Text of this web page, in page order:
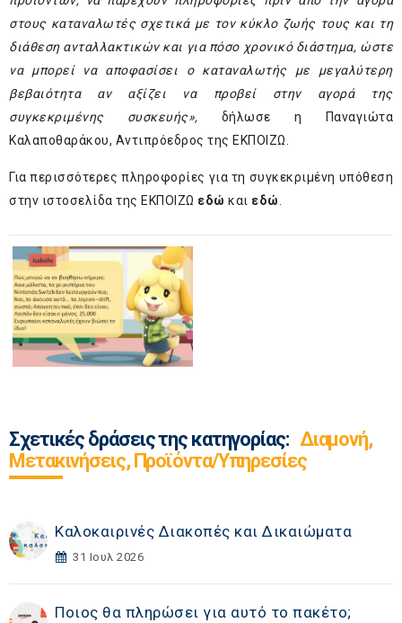
στους καταναλωτές σχετικά με τον κύκλο ζωής τους και τη
διάθεση ανταλλακτικών και για πόσο χρονικό διάστημα, ώστε
να μπορεί να αποφασίσει ο καταναλωτής με μεγαλύτερη
βεβαιότητα αν αξίζει να προβεί στην αγορά της
συγκεκριμένης συσκευής», δήλωσε η Παναγιώτα
Καλαποθαράκου, Αντιπρόεδρος της ΕΚΠΟΙΖΩ.
Για περισσότερες πληροφορίες για τη συγκεκριμένη υπόθεση
στην ιστοσελίδα της ΕΚΠΟΙΖΩ εδώ και εδώ.
Σχετικές δράσεις της κατηγορίας: Διαμονή,
Μετακινήσεις, Προϊόντα/Υπηρεσίες
Καλοκαιρινές Διακοπές και Δικαιώματα
31 Ιουλ 2026
Ποιος θα πληρώσει για αυτό το πακέτο;